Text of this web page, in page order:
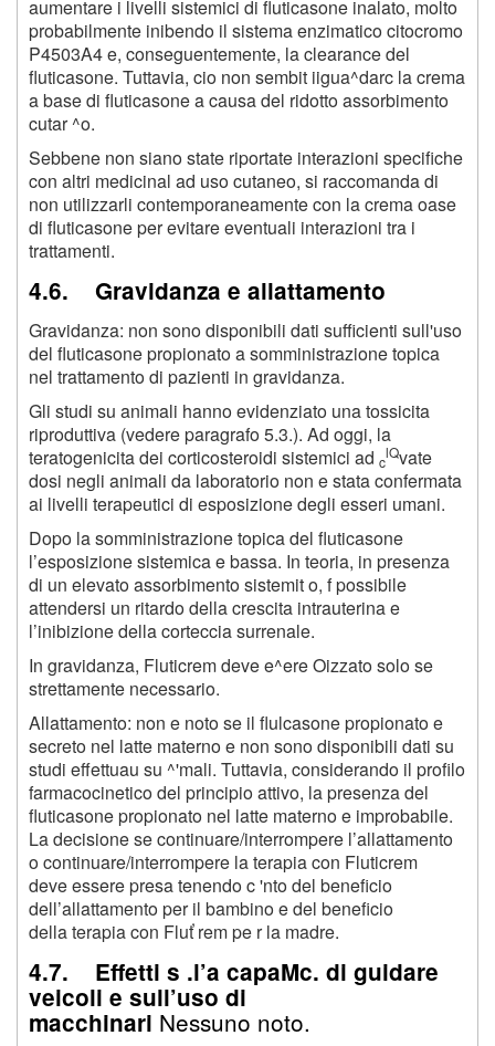
aumentare i livelli sistemici di fluticasone inalato, molto
probabilmente inibendo il sistema enzimatico citocromo
P4503A4 e, conseguentemente, la clearance del
fluticasone. Tuttavia, cio non sembit iigua^darc la crema
a base di fluticasone a causa del ridotto assorbimento
cutar ^o.
Sebbene non siano state riportate interazioni specifiche
con altri medicinal ad uso cutaneo, si raccomanda di
non utilizzarli contemporaneamente con la crema oase
di fluticasone per evitare eventuali interazioni tra i
trattamenti.
4.6. Gravidanza e allattamento
Gravidanza: non sono disponibili dati sufficienti sull'uso
del fluticasone propionato a somministrazione topica
nel trattamento di pazienti in gravidanza.
Gli studi su animali hanno evidenziato una tossicita
riproduttiva (vedere paragrafo 5.3.). Ad oggi, la
teratogenicita dei corticosteroidi sistemici ad c
lQvate
dosi negli animali da laboratorio non e stata confermata
ai livelli terapeutici di esposizione degli esseri umani.
Dopo la somministrazione topica del fluticasone
l’esposizione sistemica e bassa. In teoria, in presenza
di un elevato assorbimento sistemit o, f possibile
attendersi un ritardo della crescita intrauterina e
l’inibizione della corteccia surrenale.
In gravidanza, Fluticrem deve e^ere Oizzato solo se
strettamente necessario.
Allattamento: non e noto se il flulcasone propionato e
secreto nel latte materno e non sono disponibili dati su
studi effettuau su ^'mali. Tuttavia, considerando il profilo
farmacocinetico del principio attivo, la presenza del
fluticasone propionato nel latte materno e improbabile.
La decisione se continuare/interrompere l’allattamento
o continuare/interrompere la terapia con Fluticrem
deve essere presa tenendo c 'nto del beneficio
dell’allattamento per il bambino e del beneficio
della terapia con Fluť rem pe r la madre.
4.7. Effetti s .l’a capaMc. di guidare
veicoli e sull’uso di
macchinari Nessuno noto.